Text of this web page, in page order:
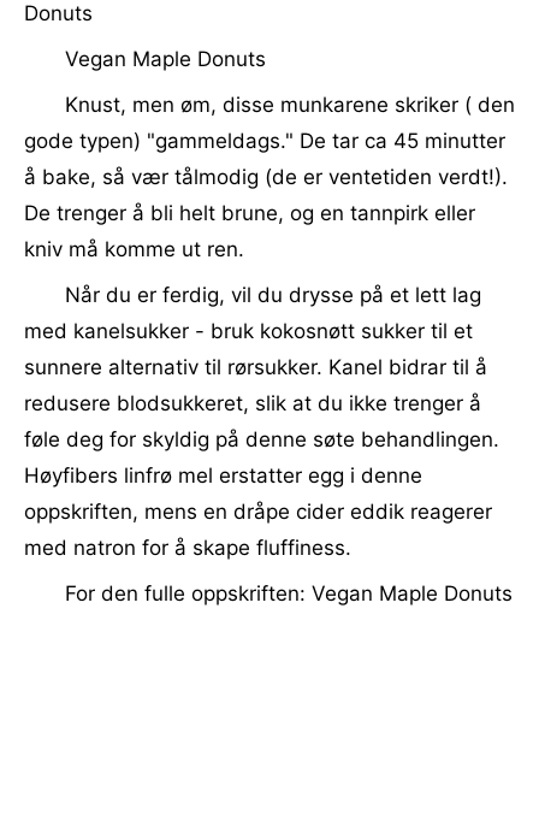
Donuts
Vegan Maple Donuts
Knust, men øm, disse munkarene skriker ( den
gode typen) "gammeldags." De tar ca 45 minutter
å bake, så vær tålmodig (de er ventetiden verdt!).
De trenger å bli helt brune, og en tannpirk eller
kniv må komme ut ren.
Når du er ferdig, vil du drysse på et lett lag
med kanelsukker - bruk kokosnøtt sukker til et
sunnere alternativ til rørsukker. Kanel bidrar til å
redusere blodsukkeret, slik at du ikke trenger å
føle deg for skyldig på denne søte behandlingen.
Høyfibers linfrø mel erstatter egg i denne
oppskriften, mens en dråpe cider eddik reagerer
med natron for å skape fluffiness.
For den fulle oppskriften: Vegan Maple Donuts